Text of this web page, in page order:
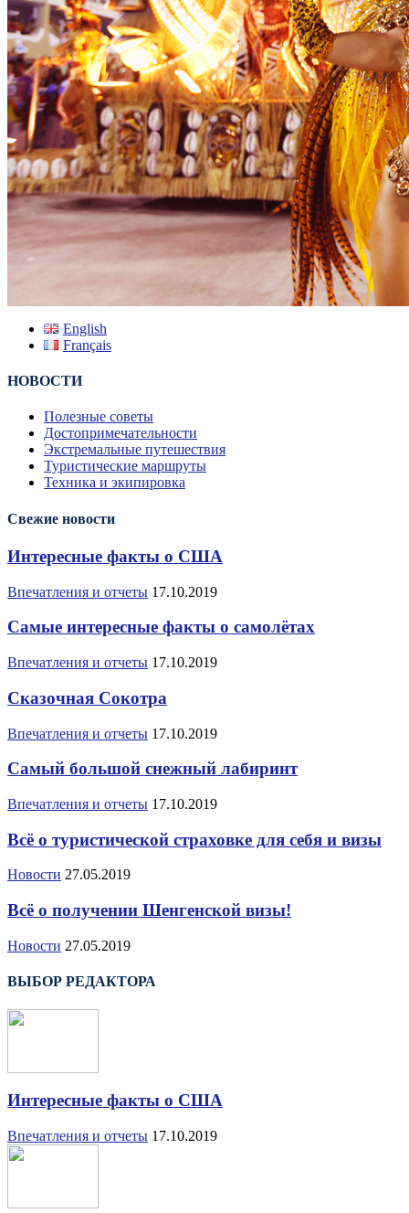
English
Français
НОВОСТИ
Полезные советы
Достопримечательности
Экстремальные путешествия
Туристические маршруты
Техника и экипировка
Свежие новости
Интересные факты о США
Впечатления и отчеты 17.10.2019
Самые интересные факты о самолётах
Впечатления и отчеты 17.10.2019
Сказочная Сокотра
Впечатления и отчеты 17.10.2019
Самый большой снежный лабиринт
Впечатления и отчеты 17.10.2019
Всё о туристической страховке для себя и визы
Новости 27.05.2019
Всё о получении Шенгенской визы!
Новости 27.05.2019
ВЫБОР РЕДАКТОРА
Интересные факты о США
Впечатления и отчеты 17.10.2019